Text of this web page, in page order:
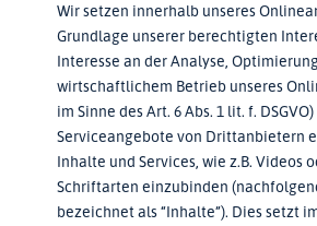
Wir setzen innerhalb unseres
Grundlage unserer berechtigten
Interesse an der Analyse,
wirtschaftlichem Betrieb unseres
im Sinne des Art. 6 Abs. 1 lit. f.
Serviceangebote von Drittanbietern
Inhalte und Services, wie z.B. Videos
Schriftarten einzubinden
bezeichnet als “Inhalte”). Dies setzt